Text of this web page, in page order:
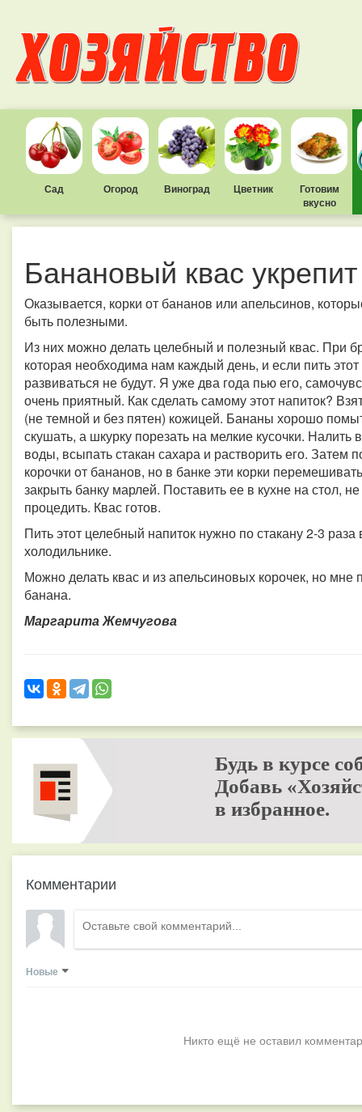
Сад Огород Виноград Цветник
Готовим
вкусно
Банановый квас
Оказывается, корки от бананов или апельсинов,
быть полезными.
Из них можно делать целебный и полезный квас. При
которая необходима нам каждый день, и если пить
развиваться не будут. Я уже два года пью его,
очень приятный. Как сделать самому этот напиток?
(не темной и без пятен) кожицей. Бананы хорошо
скушать, а шкурку порезать на мелкие кусочки.
воды, всыпать стакан сахара и растворить его. Затем
корочки от бананов, но в банке эти корки
закрыть банку марлей. Поставить ее в кухне на стол,
процедить. Квас готов.
Пить этот целебный напиток нужно по стакану 2-3
холодильнике.
Можно делать квас и из апельсиновых корочек, но мне
банана.
Маргарита Жемчугова
Будь в курсе
Добавь
в избранное.
Комментарии
Новые
Никто ещё не оставил